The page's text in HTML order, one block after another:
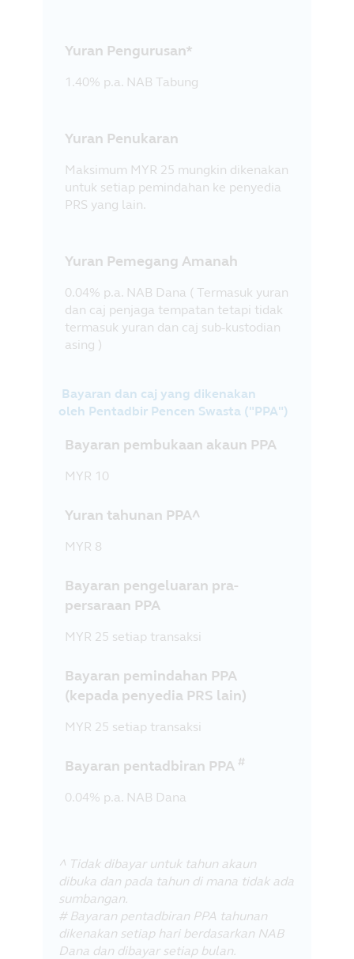
Yuran Pengurusan*
1.40% p.a. NAB Tabung
Yuran Penukaran
Maksimum MYR 25 mungkin dikenakan
untuk setiap pemindahan ke penyedia
PRS yang lain.
Yuran Pemegang Amanah
0.04% p.a. NAB Dana ( Termasuk yuran
dan caj penjaga tempatan tetapi tidak
termasuk yuran dan caj sub-kustodian
asing )
Bayaran dan caj yang dikenakan
oleh Pentadbir Pencen Swasta ("PPA")
Bayaran pembukaan akaun PPA
MYR 10
Yuran tahunan PPA^
MYR 8
Bayaran pengeluaran pra-
persaraan PPA
MYR 25 setiap transaksi
Bayaran pemindahan PPA
(kepada penyedia PRS lain)
MYR 25 setiap transaksi
Bayaran pentadbiran PPA #
0.04% p.a. NAB Dana
^ Tidak dibayar untuk tahun akaun
dibuka dan pada tahun di mana tidak ada
sumbangan.
# Bayaran pentadbiran PPA tahunan
dikenakan setiap hari berdasarkan NAB
Dana dan dibayar setiap bulan.